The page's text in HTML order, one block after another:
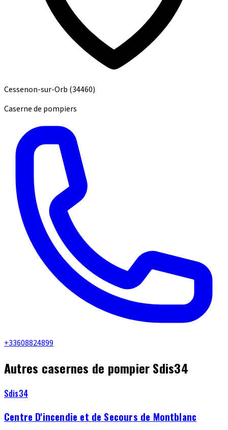
Cessenon-sur-Orb (34460)
Caserne de pompiers
+33608824899
Autres casernes de pompier Sdis34
Sdis34
Centre D'incendie et de Secours de Montblanc